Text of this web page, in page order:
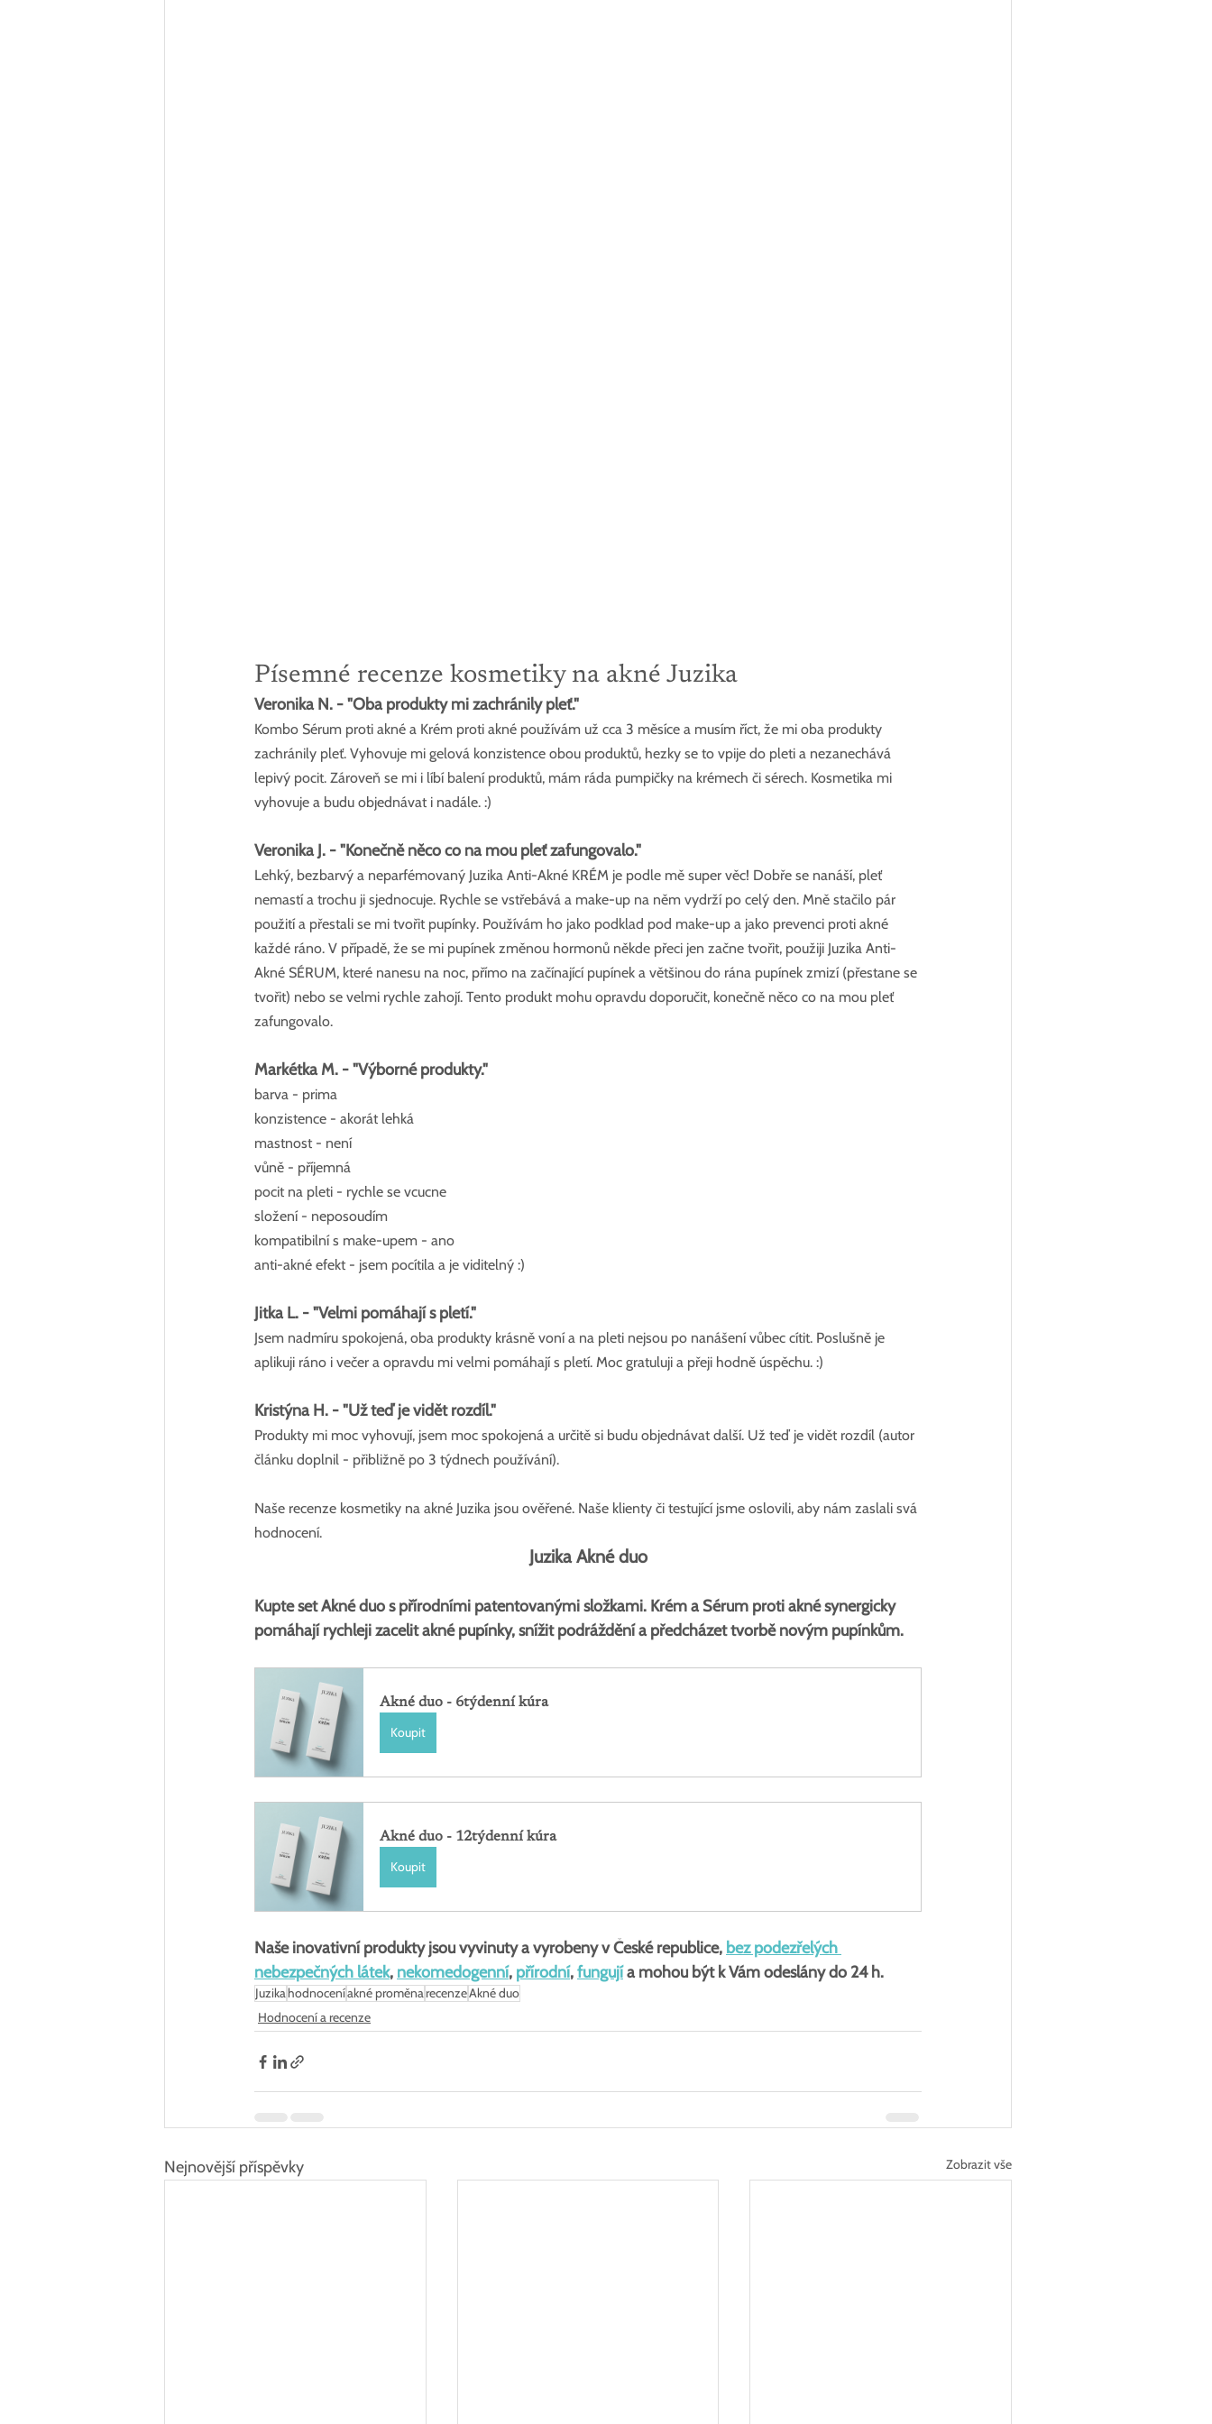
Písemné recenze kosmetiky na akné Juzika
Veronika N. - "Oba produkty mi zachránily pleť."
Kombo Sérum proti akné a Krém proti akné používám už cca 3 měsíce a musím říct, že mi oba produkty
zachránily pleť. Vyhovuje mi gelová konzistence obou produktů, hezky se to vpije do pleti a nezanechává
lepivý pocit. Zároveň se mi i líbí balení produktů, mám ráda pumpičky na krémech či sérech. Kosmetika mi
vyhovuje a budu objednávat i nadále. :)
Veronika J. - "Konečně něco co na mou pleť zafungovalo."
Lehký, bezbarvý a neparfémovaný Juzika Anti-Akné KRÉM je podle mě super věc! Dobře se nanáší, pleť
nemastí a trochu ji sjednocuje. Rychle se vstřebává a make-up na něm vydrží po celý den. Mně stačilo pár
použití a přestali se mi tvořit pupínky. Používám ho jako podklad pod make-up a jako prevenci proti akné
každé ráno. V případě, že se mi pupínek změnou hormonů někde přeci jen začne tvořit, použiji Juzika Anti-
Akné SÉRUM, které nanesu na noc, přímo na začínající pupínek a většinou do rána pupínek zmizí (přestane se
tvořit) nebo se velmi rychle zahojí. Tento produkt mohu opravdu doporučit, konečně něco co na mou pleť
zafungovalo.
Markétka M. - "Výborné produkty."
barva - prima
konzistence - akorát lehká
mastnost - není
vůně - příjemná
pocit na pleti - rychle se vcucne
složení - neposoudím
kompatibilní s make-upem - ano
anti-akné efekt - jsem pocítila a je viditelný :)
Jitka L. - "Velmi pomáhají s pletí."
Jsem nadmíru spokojená, oba produkty krásně voní a na pleti nejsou po nanášení vůbec cítit. Poslušně je
aplikuji ráno i večer a opravdu mi velmi pomáhají s pletí. Moc gratuluji a přeji hodně úspěchu. :)
Kristýna H. - "Už teď je vidět rozdíl."
Produkty mi moc vyhovují, jsem moc spokojená a určitě si budu objednávat další. Už teď je vidět rozdíl (autor
článku doplnil - přibližně po 3 týdnech používání).
Naše recenze kosmetiky na akné Juzika jsou ověřené. Naše klienty či testující jsme oslovili, aby nám zaslali svá
hodnocení.
Juzika Akné duo
Kupte set Akné duo s přírodními patentovanými složkami. Krém a Sérum proti akné synergicky
pomáhají rychleji zacelit akné pupínky, snížit podráždění a předcházet tvorbě novým pupínkům.
Akné duo - 6týdenní kúra
Koupit
Akné duo - 12týdenní kúra
Koupit
Naše inovativní produkty jsou vyvinuty a vyrobeny v České republice, bez podezřelých
nebezpečných látek, nekomedogenní, přírodní, fungují a mohou být k Vám odeslány do 24 h.
Juzikahodnoceníakné proměnarecenzeAkné duo
Hodnocení a recenze
Nejnovější příspěvky Zobrazit vše